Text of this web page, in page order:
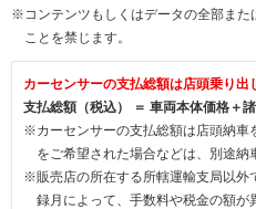
※コンテンツもしくはデータの全部また
ことを禁じます。
カーセンサーの支払総額は店頭乗り出
支払総額（税込） ＝ 車両本体価格＋
※カーセンサーの支払総額は店頭納車
をご希望された場合などは、別途納
※販売店の所在する所轄運輸支局以外
録月によって、手数料や税金の額